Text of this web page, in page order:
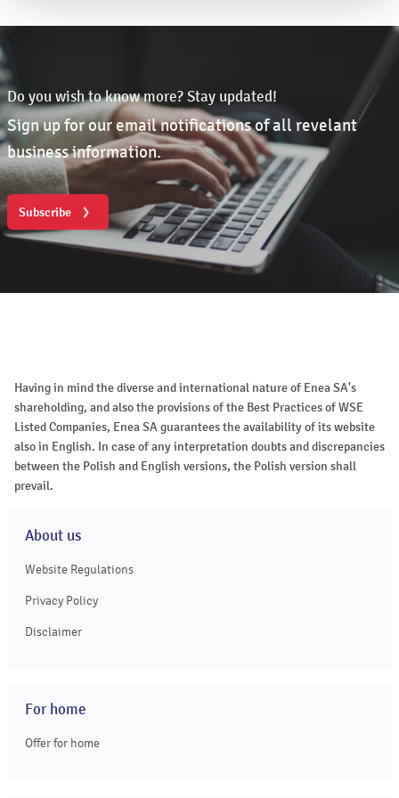
Do you wish to know more? Stay updated!
Sign up for our email notifications of all revelant
business information.
Subscribe
Having in mind the diverse and international nature of Enea SA's
shareholding, and also the provisions of the Best Practices of WSE
Listed Companies, Enea SA guarantees the availability of its website
also in English. In case of any interpretation doubts and discrepancies
between the Polish and English versions, the Polish version shall
prevail.
About us
Website Regulations
Privacy Policy
Disclaimer
For home
Offer for home